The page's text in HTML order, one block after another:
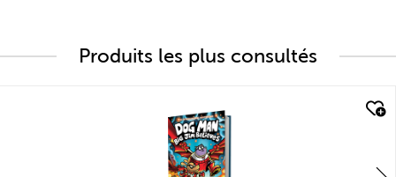
Produits les plus consultés